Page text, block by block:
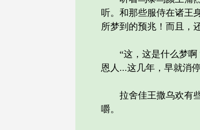
听。和那些服侍在诸王
所梦到的预兆！而且，
“这，这是什么梦啊
恩人...这几年，早就消
拉舍佳王撒乌欢有些
嚼。